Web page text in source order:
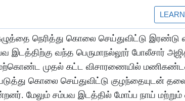
நெரித்து கொலை செய்துவிட்டு இரண்டு
இடத்திற்கு வந்த பெருமாநல்லூர் போலீசார்
முதல் கட்ட விசாரணையில்
கொலை செய்துவிட்டு குழந்தையுடன்
மேலும் சம்பவ இடத்தில் மோப்ப நாய்